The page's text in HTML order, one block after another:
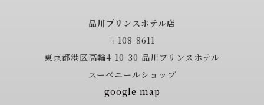
品川プリンスホテル店
〒108-8611
東京都港区高輪4-10-30 品川プリンスホテル
スーベニールショップ
google map